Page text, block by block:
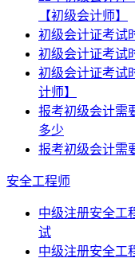
【初级会计师】
初级会计证考试
初级会计证考试
初级会计证考试
计师】
报考初级会计需
多少
报考初级会计需
安全工程师
中级注册安全工
试
中级注册安全工